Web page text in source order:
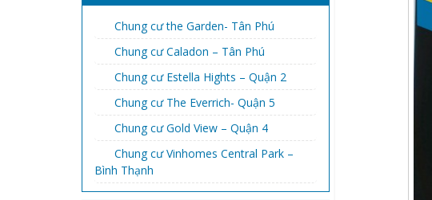
Chung cư the Garden- Tân Phú
Chung cư Caladon – Tân Phú
Chung cư Estella Hights – Quận 2
Chung cư The Everrich- Quận 5
Chung cư Gold View – Quận 4
Chung cư Vinhomes Central Park –
Bình Thạnh